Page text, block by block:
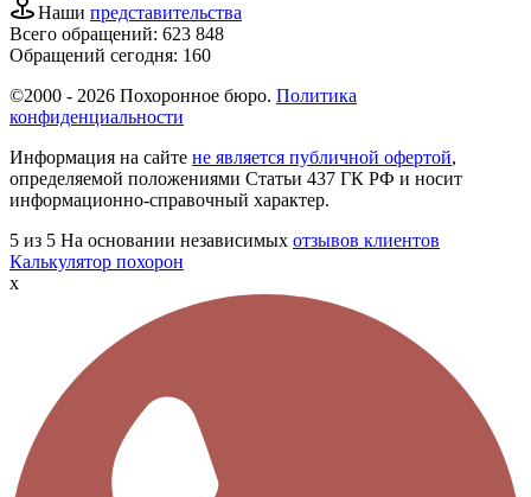
Наши представительства
Всего обращений: 623 848
Обращений сегодня: 160
©2000 - 2026 Похоронное бюро. Политика
конфиденциальности
Информация на сайте не является публичной офертой,
определяемой положениями Статьи 437 ГК РФ и носит
информационно-справочный характер.
5 из 5 На основании независимых отзывов клиентов
Калькулятор похорон
x